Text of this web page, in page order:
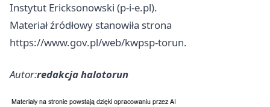
Instytut Ericksonowski (p-i-e.pl).
Materiał źródłowy stanowiła strona
https://www.gov.pl/web/kwpsp-torun.
Autor:redakcja halotorun